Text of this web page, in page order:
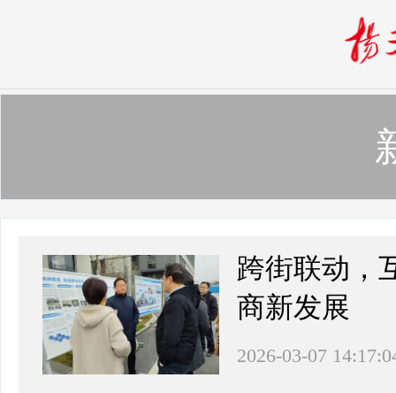
跨街联动，
商新发展
2026-03-07